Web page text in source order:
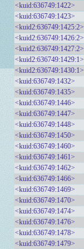
<kuid:636749:1422>
<kuid:636749:1423>
<kuid2:636749:1425:2>
<kuid2:636749:1426:2>
<kuid2:636749:1427:2>
<kuid2:636749:1429:1>
<kuid2:636749:1430:1>
<kuid:636749:1432>
<kuid:636749:1435>
<kuid:636749:1446>
<kuid:636749:1447>
<kuid:636749:1448>
<kuid:636749:1450>
<kuid:636749:1460>
<kuid:636749:1461>
<kuid:636749:1462>
<kuid:636749:1466>
<kuid:636749:1469>
<kuid:636749:1470>
<kuid:636749:1474>
<kuid:636749:1476>
<kuid:636749:1478>
<kuid:636749:1479>